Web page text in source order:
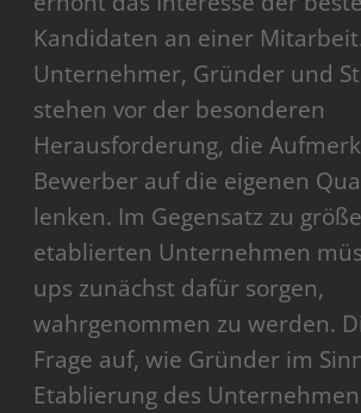
Kandidaten an einer
Unternehmer, Gründer und
stehen vor der besonderen
Herausforderung, die
Bewerber auf die eigenen
lenken. Im Gegensatz zu
etablierten Unternehmen
ups zunächst dafür sorgen,
wahrgenommen zu werden.
Frage auf, wie Gründer im
Etablierung des